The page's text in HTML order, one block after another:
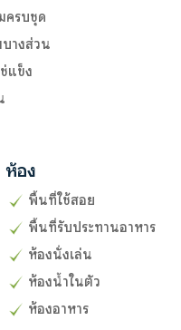
ครบชุด
างส่วน
แข็ง
ห้อง
พื้นที่ใช้สอย
พื้นที่รับประทานอาหาร
ห้องนั่งเล่น
ห้องน้ำในตัว
ห้องอาหาร